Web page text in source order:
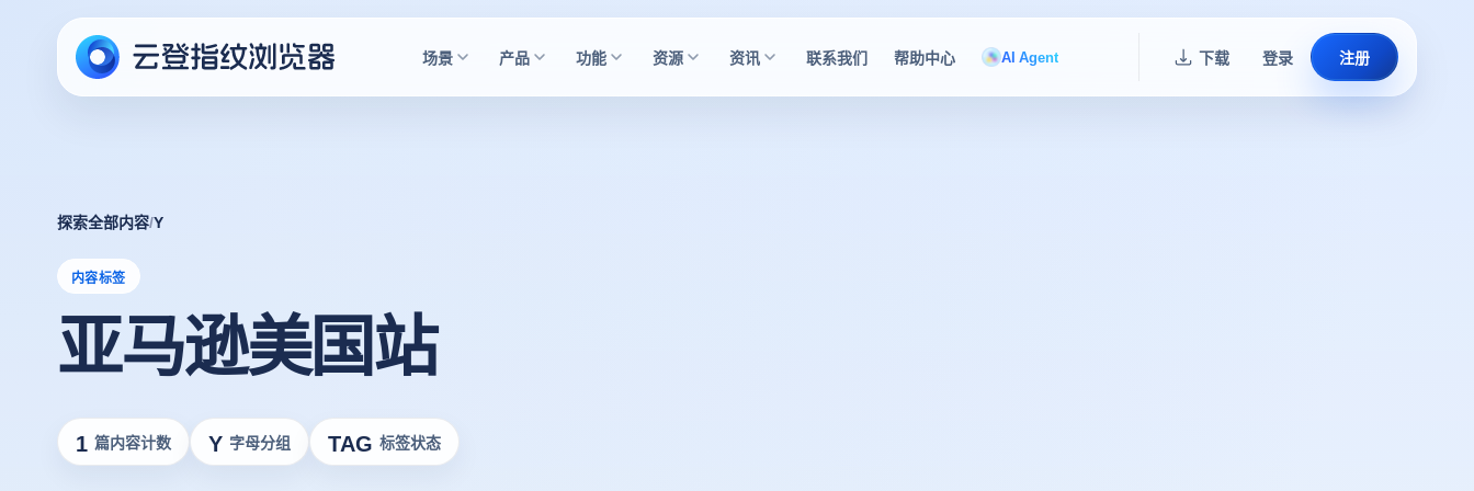
场景 产品 功能 资源 资讯 联系我们 帮助中心 AI Agent 下载 登录 注册
探索全部内容/Y
内容标签
亚马逊美国站
1 篇内容计数 Y 字母分组 TAG 标签状态